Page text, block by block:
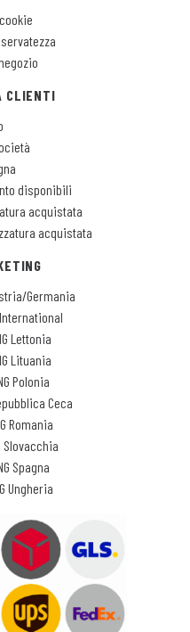
CLIENTI
disponibili
acquistata
acquistata
Germania
International
Lettonia
Lituania
Polonia
Ceca
Romania
Slovacchia
Spagna
Ungheria